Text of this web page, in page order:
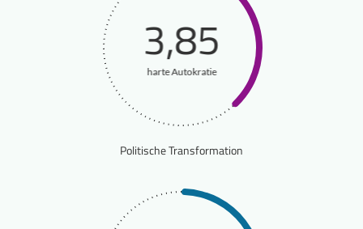
3,85
harte Autokratie
Politische Transformation